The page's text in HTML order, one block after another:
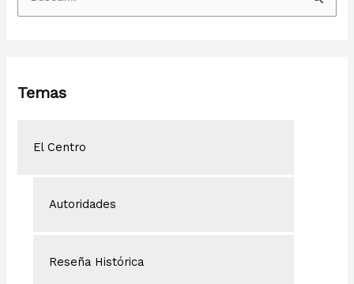
a
Temas
El Centro
Autoridades
Reseña Histórica